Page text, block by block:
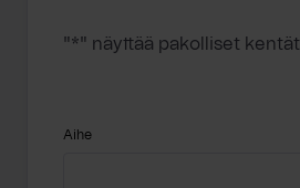
"*" näyttää pakolliset kentät
Aihe